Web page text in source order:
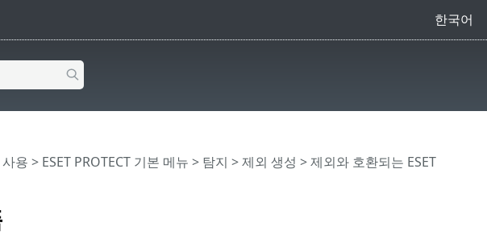
한국어
사용 > ESET PROTECT 기본 메뉴 > 탐지 >제외 생성 > 제외와 호환되는 ESET